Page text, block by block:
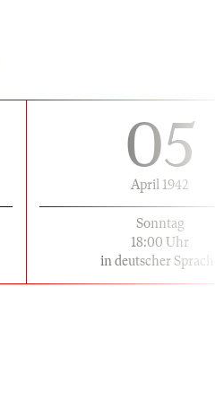
05
April 1942
Sonntag
18:00 Uhr
in deutscher Sprache